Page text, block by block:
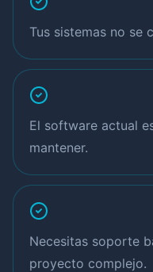
Tus sistemas no se
El software actual
mantener.
Necesitas soporte
proyecto complejo.